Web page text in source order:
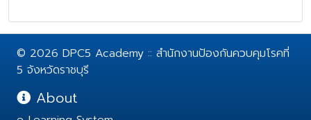
© 2026 DPC5 Academy :: สำนักงานป้องกันควบคุมโรคที่
5 จังหวัดราชบุรี
About